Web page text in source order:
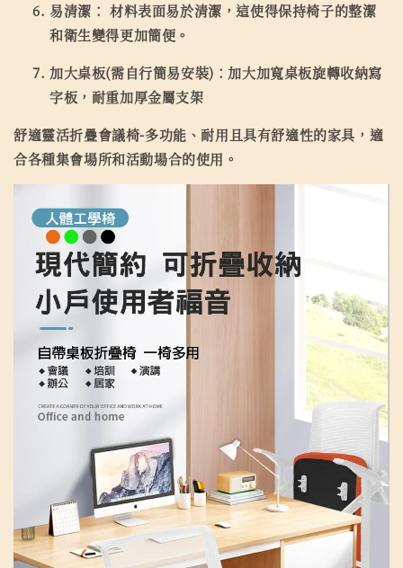
易清潔： 材料表面易於清潔，這使得保持椅子的整潔
和衛生變得更加簡便。
加大桌板(需自行簡易安裝)：加大加寬桌板旋轉收納寫
字板，耐重加厚金屬支架
舒適靈活折疊會議椅-多功能、耐用且具有舒適性的家具，適
合各種集會場所和活動場合的使用。